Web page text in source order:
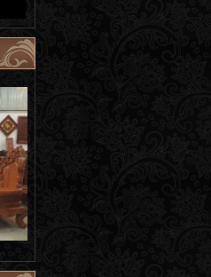
Đẹp
Giường Ngủ Victoria Tân Cổ
Vàng | Đồ Gỗ Phú Hải GN176